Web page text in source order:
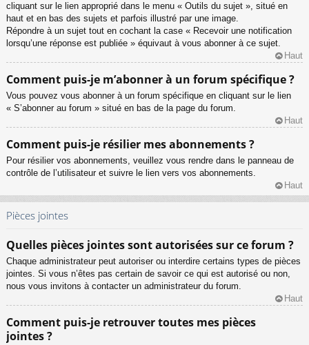
cliquant sur le lien approprié dans le menu « Outils du sujet », situé en
haut et en bas des sujets et parfois illustré par une image.
Répondre à un sujet tout en cochant la case « Recevoir une notification
lorsqu’une réponse est publiée » équivaut à vous abonner à ce sujet.
Haut
Comment puis-je m’abonner à un forum spécifique ?
Vous pouvez vous abonner à un forum spécifique en cliquant sur le lien
« S’abonner au forum » situé en bas de la page du forum.
Haut
Comment puis-je résilier mes abonnements ?
Pour résilier vos abonnements, veuillez vous rendre dans le panneau de
contrôle de l’utilisateur et suivre le lien vers vos abonnements.
Haut
Pièces jointes
Quelles pièces jointes sont autorisées sur ce forum ?
Chaque administrateur peut autoriser ou interdire certains types de pièces
jointes. Si vous n’êtes pas certain de savoir ce qui est autorisé ou non,
nous vous invitons à contacter un administrateur du forum.
Haut
Comment puis-je retrouver toutes mes pièces
jointes ?